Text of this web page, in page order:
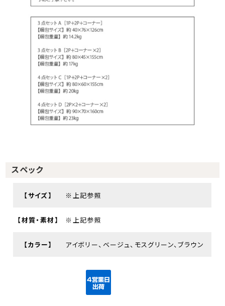
スペック
【サイズ】 ※上記参照
【材質・素材】 ※上記参照
【カラー】 アイボリー、ベージュ、モスグリーン、ブラウン